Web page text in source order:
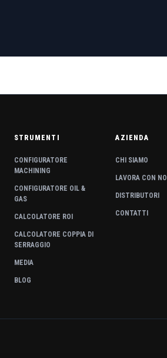
STRUMENTI
CONFIGURATORE
MACHINING
CONFIGURATORE OIL &
GAS
CALCOLATORE ROI
CALCOLATORE COPPIA DI
SERRAGGIO
MEDIA
BLOG
AZIENDA
CHI SIAMO
LAVORA CON NOI
DISTRIBUTORI
CONTATTI